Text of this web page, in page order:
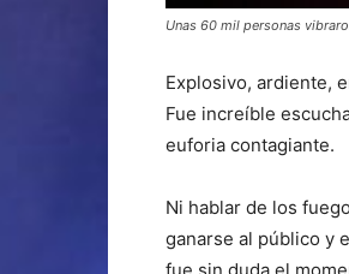
Unas 60 mil personas
Explosivo, ardiente,
Fue increíble
euforia contagiante.
Ni hablar de los
ganarse al público y